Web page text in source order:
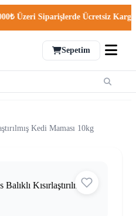
Üzeri Siparişlerde Ücretsiz Kargo!
Sepetim
Kedi Maması 10kg